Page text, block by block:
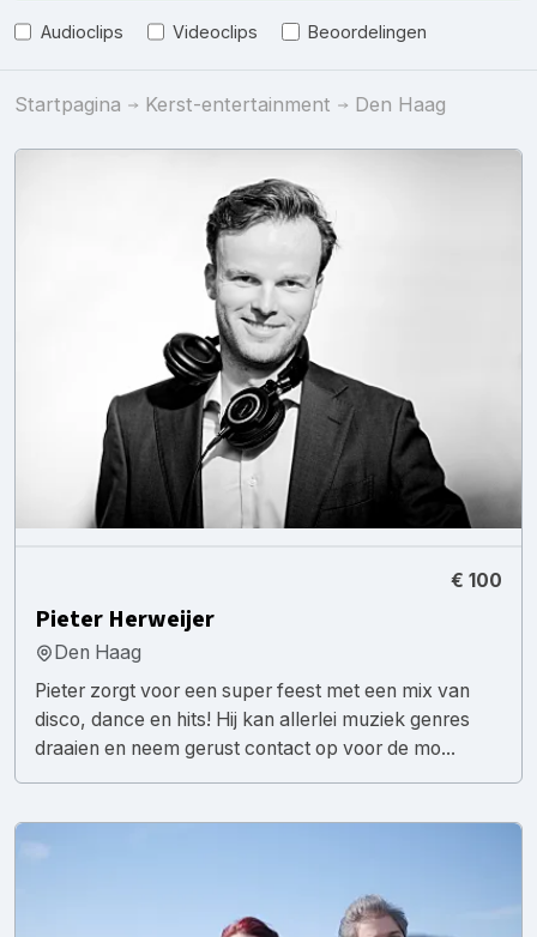
Audioclips Videoclips Beoordelingen
Startpagina Kerst-entertainment Den Haag
€ 100
Pieter Herweijer
Den Haag
Pieter zorgt voor een super feest met een mix van
disco, dance en hits! Hij kan allerlei muziek genres
draaien en neem gerust contact op voor de mo...